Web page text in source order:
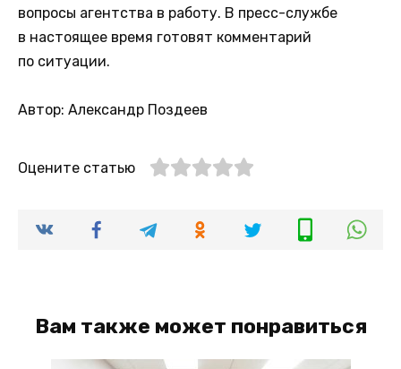
вопросы агентства в работу. В пресс-службе
в настоящее время готовят комментарий
по ситуации.
Автор: Александр Поздеев
Оцените статью
Вам также может понравиться